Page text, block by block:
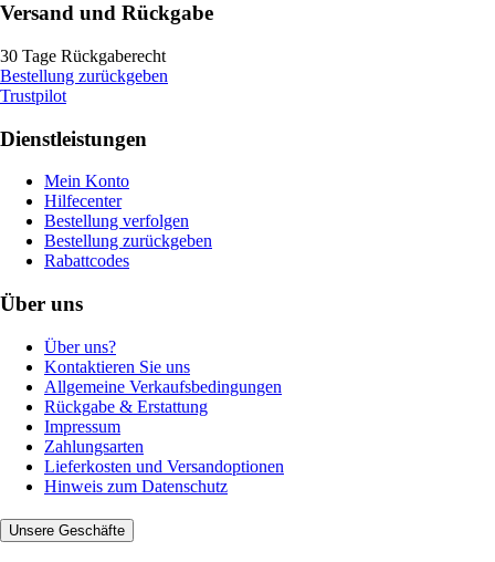
Versand und Rückgabe
30 Tage Rückgaberecht
Bestellung zurückgeben
Trustpilot
Dienstleistungen
Mein Konto
Hilfecenter
Bestellung verfolgen
Bestellung zurückgeben
Rabattcodes
Über uns
Über uns?
Kontaktieren Sie uns
Allgemeine Verkaufsbedingungen
Rückgabe & Erstattung
Impressum
Zahlungsarten
Lieferkosten und Versandoptionen
Hinweis zum Datenschutz
Unsere Geschäfte